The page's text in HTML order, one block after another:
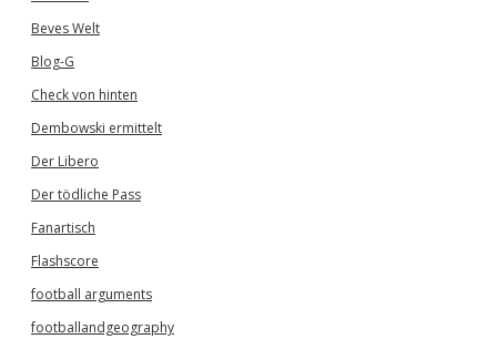
Beves Welt
Blog-G
Check von hinten
Dembowski ermittelt
Der Libero
Der tödliche Pass
Fanartisch
Flashscore
football arguments
footballandgeography